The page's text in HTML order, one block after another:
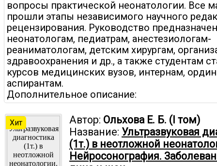
вопросы практической неонатологии. Все
прошли этапы независимого научного
рецензирования. Руководство
неонатологам, педиатрам, анестезиологам-
реаниматологам, детским хирургам,
здравоохранения и др., а также студентам
курсов медицинских вузов, интернам,
аспирантам.
Дополнительное описание:
Хит Автор: Ольхова Е. Б. (I том)
Название: Ультразвуковая
(1т.) в неотложной
Нейросонография.